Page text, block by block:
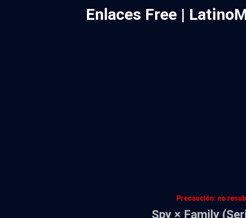
Enlaces Free |
Precaución: no
Spy × Family